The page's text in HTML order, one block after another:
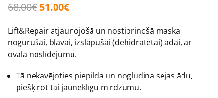
68.00€ 51.00€
Lift&Repair atjaunojošā un nostiprinošā maska
nogurušai, blāvai, izslāpušai (dehidratētai) ādai, ar
ovāla noslīdējumu.
Tā nekavējoties piepilda un nogludina sejas ādu,
piešķirot tai jauneklīgu mirdzumu.